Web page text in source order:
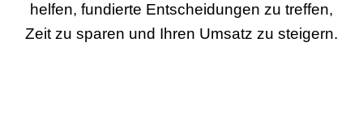
helfen, fundierte Entscheidungen zu treffen,
Zeit zu sparen und Ihren Umsatz zu steigern.